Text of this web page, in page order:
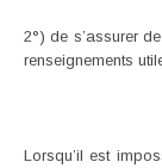
2°) de s’assurer
renseignements
Lorsqu’il est